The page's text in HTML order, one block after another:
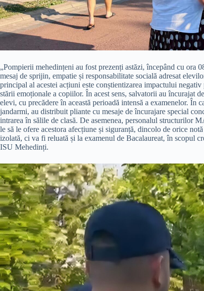
„Pompierii mehedințeni au fost prezenți astăzi, începând cu ora
mesaj de sprijin, empatie și responsabilitate socială adresat
principal al acestei acțiuni este conștientizarea impactului
stării emoționale a copiilor. În acest sens, salvatorii au încurajat
elevi, cu precădere în această perioadă intensă a examenelor.
jandarmi, au distribuit pliante cu mesaje de încurajare special
intrarea în sălile de clasă. De asemenea, personalul structurilor
le să le ofere acestora afecțiune și siguranță, dincolo de orice
izolată, ci va fi reluată și la examenul de Bacalaureat, în scopul
ISU Mehedinți.